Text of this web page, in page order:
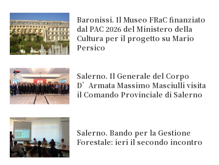
Baronissi. Il Museo FRaC finanziato
dal PAC 2026 del Ministero della
Cultura per il progetto su Mario
Persico
Salerno. Il Generale del Corpo
D’Armata Massimo Masciulli visita
il Comando Provinciale di Salerno
Salerno. Bando per la Gestione
Forestale: ieri il secondo incontro